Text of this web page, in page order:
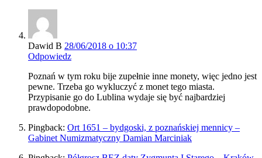
Dawid B 28/06/2018 o 10:37
Odpowiedz
Poznań w tym roku bije zupełnie inne monety, więc jedno jest
pewne. Trzeba go wykluczyć z monet tego miasta.
Przypisanie go do Lublina wydaje się być najbardziej
prawdopodobne.
Pingback: Ort 1651 – bydgoski, z poznańskiej mennicy –
Gabinet Numizmatyczny Damian Marciniak